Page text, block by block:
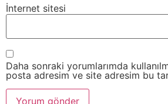
İnternet sitesi
Daha sonraki yorumlarımda
posta adresim ve site adresim bu